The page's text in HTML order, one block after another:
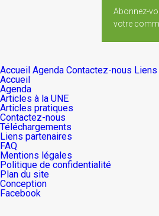
Abonnez-
votre
Accueil Agenda Contactez-nous
Accueil
Agenda
Articles à la UNE
Articles pratiques
Contactez-nous
Téléchargements
Liens partenaires
FAQ
Mentions légales
Politique de confidentialité
Plan du site
Conception
Facebook